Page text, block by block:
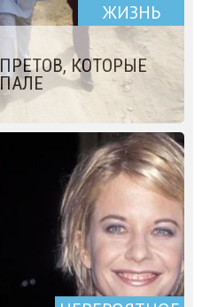
ЖИЗНЬ
КОТОРЫЕ